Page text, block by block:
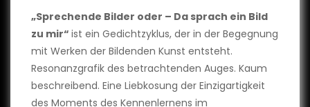
„Sprechende Bilder oder – Da sprach ein Bild
zu mir“ ist ein Gedichtzyklus, der in der Begegnung
mit Werken der Bildenden Kunst entsteht.
Resonanzgrafik des betrachtenden Auges. Kaum
beschreibend. Eine Liebkosung der Einzigartigkeit
des Moments des Kennenlernens im